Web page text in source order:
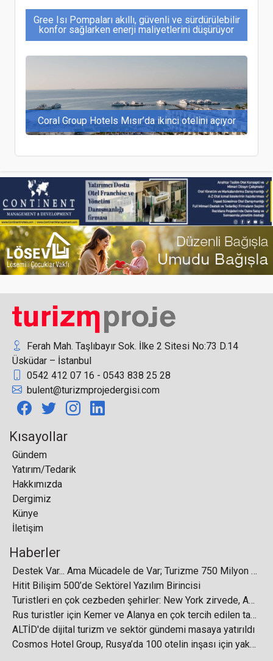
Gree Isı Pompaları akıllı, güvenli ve sürdürülebilir
konfor sağlarken enerji maliyetlerini düşürüyor
Coral Group Hotels Mısır’da ikinci otelini açıyor
Ocak ayında dış hat uçuşlarında Türkiye lider
durumunda
Rus turistlerin Türkiye, Tayland ve Mısır’daki
Karadağ, Ruslara vize uygulanmasını görüşüyor
ZUCHEX 2022’ye 650 firma katılıyor
Zyxel’in bulut çözümü Nebula güvenlik kapsamını
genişletiyor
Ferah Mah. Taşlıbayır Sok. İlke 2 Sitesi No:73 D.14
Üsküdar – İstanbul
0542 412 07 16 - 0543 838 25 28
bulent@turizmprojedergisi.com
Kısayollar
Gündem
Yatırım/Tedarik
Hakkımızda
Dergimiz
Künye
İletişim
Haberler
Destek Var... Ama Mücadele de Var; Turizme 750 Milyon Dolarlık Destek
Hitit Bilişim 500’de Sektörel Yazılım Birincisi
Turistleri en çok cezbeden şehirler: New York zirvede, Asya yükselişte
Rus turistler için Kemer ve Alanya en çok tercih edilen tatil bölgeleri arasında ilk iki sırada yer aldı
ALTİD'de dijital turizm ve sektör gündemi masaya yatırıldı
Cosmos Hotel Group, Rusya’da 100 otelin inşası için yaklaşık 700 milyar ruble yatıracak